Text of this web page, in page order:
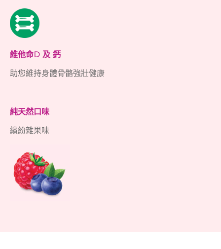
維他命D 及 鈣​
助您維持身體骨骼強壯健康
純天然口味
繽紛雜果味